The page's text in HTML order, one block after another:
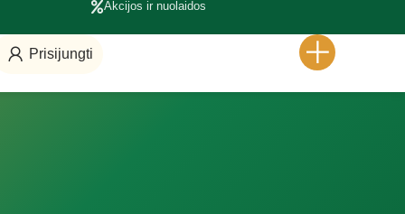
Akcijos ir nuolaidos
Prisijungti